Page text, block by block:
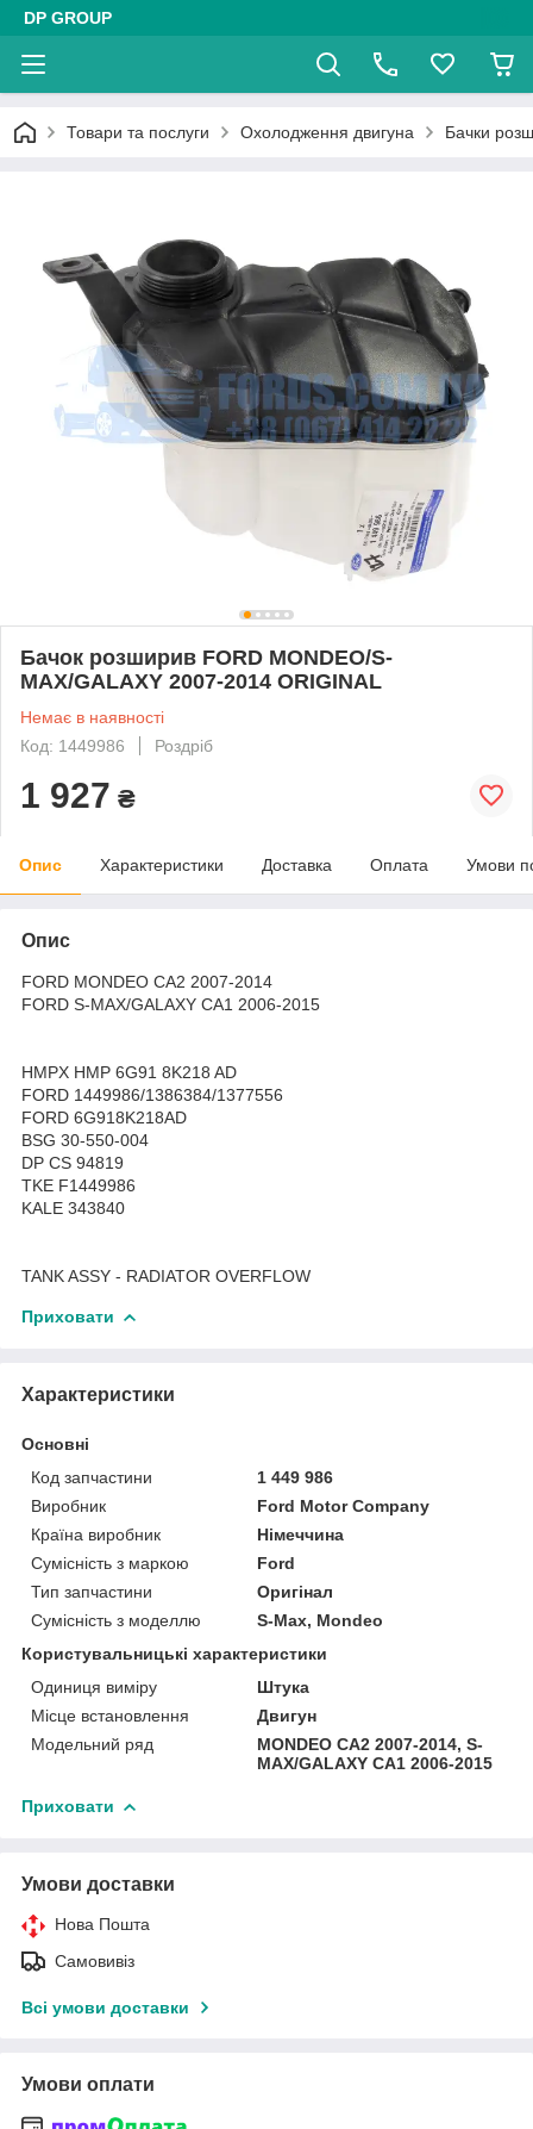
DP GROUP
Товари та послуги Охолодження двигуна Бачки
Бачок розширив FORD MONDEO/S-
MAX/GALAXY 2007-2014 ORIGINAL
Немає в наявності
Код: 1449986
Роздріб
1 927 ₴
Опис Характеристики Доставка Оплата Умови
Опис
FORD MONDEO CA2 2007-2014
FORD S-MAX/GALAXY CA1 2006-2015
HMPX HMP 6G91 8K218 AD
FORD 1449986/1386384/1377556
FORD 6G918K218AD
BSG 30-550-004
DP CS 94819
TKE F1449986
KALE 343840
TANK ASSY - RADIATOR OVERFLOW
Приховати
Характеристики
Основні
Код запчастини
1 449 986
Виробник
Ford Motor Company
Країна виробник
Німеччина
Сумісність з маркою
Ford
Тип запчастини
Оригінал
Сумісність з моделлю
S-Max, Mondeo
Користувальницькі характеристики
Одиниця виміру
Штука
Місце встановлення
Двигун
Модельний ряд
MONDEO CA2 2007-2014, S-
MAX/GALAXY CA1 2006-2015
Приховати
Умови доставки
Нова Пошта
Самовивіз
Всі умови доставки
Умови оплати